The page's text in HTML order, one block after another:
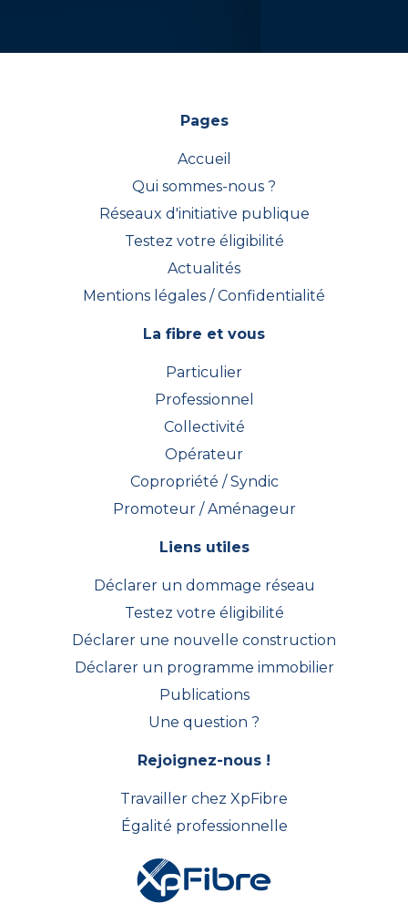
Pages
Accueil
Qui sommes-nous ?
Réseaux d'initiative publique
Testez votre éligibilité
Actualités
Mentions légales / Confidentialité
La fibre et vous
Particulier
Professionnel
Collectivité
Opérateur
Copropriété / Syndic
Promoteur / Aménageur
Liens utiles
Déclarer un dommage réseau
Testez votre éligibilité
Déclarer une nouvelle construction
Déclarer un programme immobilier
Publications
Une question ?
Rejoignez-nous !
Travailler chez XpFibre
Égalité professionnelle